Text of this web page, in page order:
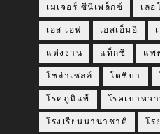
เมเจอร์ ซีนีเพล็กซ์ เลอ
เอส เอฟ เอสเอ็มอี
แต่งงาน แท็กซี่ แพ
โซล่าเซลล์ โตชิบา
โรคภูมิแพ้ โรคเบาหว
โรงเรียนนานาชาติ โร